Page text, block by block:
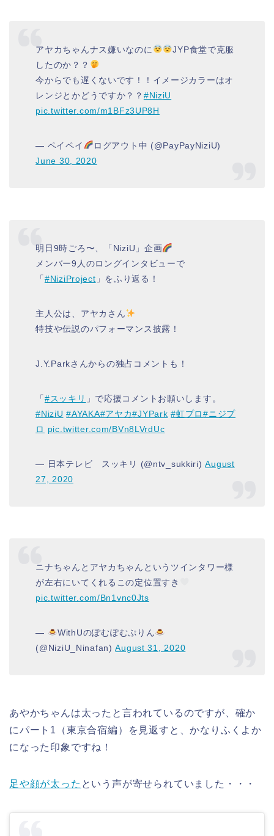
アヤカちゃんナス嫌いなのに
JYP食堂で克服
したのか？？
今からでも遅くないです！！イメージカラーはオ
レンジとかどうですか？？ #NiziU
pic.twitter.com/m1BFz3UP8H
— ペイペイ
ログアウト中 (@PayPayNiziU)
June 30, 2020
明日9時ごろ〜、「NiziU」企画
メンバー9人のロングインタビューで
「 #NiziProject 」をふり返る！
主人公は、アヤカさん
特技や伝説のパフォーマンス披露！
J.Y.Parkさんからの独占コメントも！
「 #スッキリ 」で応援コメントお願いします。
#NiziU #AYAKA#アヤカ#JYPark #虹プロ#ニジプ
ロ pic.twitter.com/BVn8LVrdUc
— 日本テレビ スッキリ (@ntv_sukkiri)August
27, 2020
ニナちゃんとアヤカちゃんというツインタワー様
が左右にいてくれるこの定位置すき
pic.twitter.com/Bn1vnc0Jts
—
WithUのぽむぽむぷりん
(@NiziU_Ninafan)August 31, 2020
あやかちゃんは太ったと言われているのですが、確か
にパート1（東京合宿編）を見返すと、かなりふくよか
になった印象ですね！
足や顔が太った という声が寄せられていました・・・